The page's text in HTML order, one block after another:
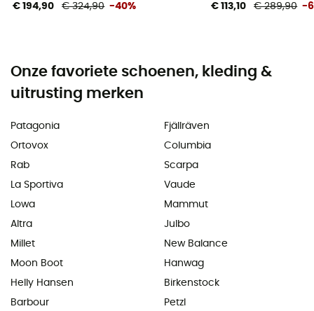
€ 194,90 € 324,90 -40% € 113,10 € 289,90 -
Onze favoriete schoenen, kleding &
uitrusting merken
Patagonia
Ortovox
Rab
La Sportiva
Lowa
Altra
Millet
Moon Boot
Helly Hansen
Barbour
Fjällräven
Columbia
Scarpa
Vaude
Mammut
Julbo
New Balance
Hanwag
Birkenstock
Petzl